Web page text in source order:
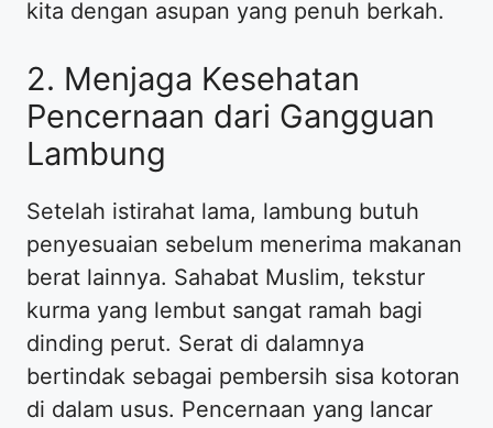
kita dengan asupan yang penuh berkah.
2. Menjaga Kesehatan
Pencernaan dari Gangguan
Lambung
Setelah istirahat lama, lambung butuh
penyesuaian sebelum menerima makanan
berat lainnya. Sahabat Muslim, tekstur
kurma yang lembut sangat ramah bagi
dinding perut. Serat di dalamnya
bertindak sebagai pembersih sisa kotoran
di dalam usus. Pencernaan yang lancar